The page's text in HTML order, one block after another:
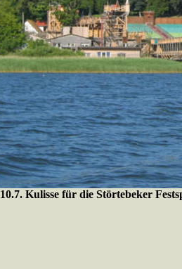
10.7. Kulisse für die Störtebeker